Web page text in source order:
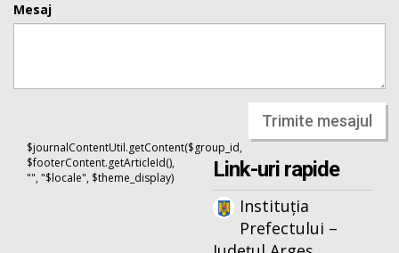
Mesaj
Trimite mesajul
$journalContentUtil.getContent($group_id,
$footerContent.getArticleId(),
"", "$locale", $theme_display)
Link-uri rapide
Instituția
Prefectului –